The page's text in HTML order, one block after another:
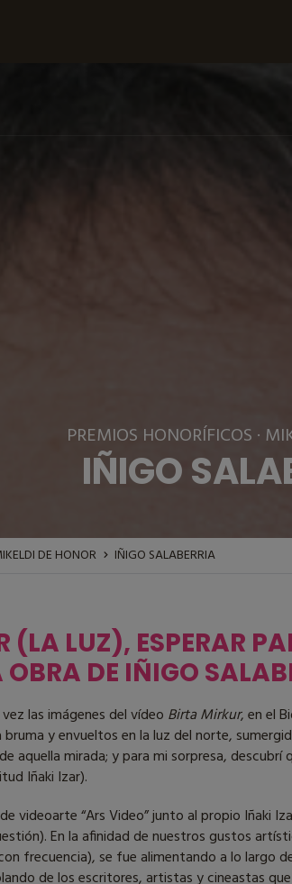
PREMIOS HONORÍFICOS ·
IÑIGO
DE HONOR IÑIGO SALABERRIA
(LA LUZ), ESPERAR
DE IÑIGO
las imágenes del vídeo Birta Mirkur, en el
y envueltos en la luz del norte,
aquella mirada; y para mi sorpresa,
Iñaki Izar).
videoarte “Ars Video” junto al propio Iñaki
En la afinidad de nuestros gustos
frecuencia), se fue alimentando a lo largo
de los escritores, artistas y cineastas